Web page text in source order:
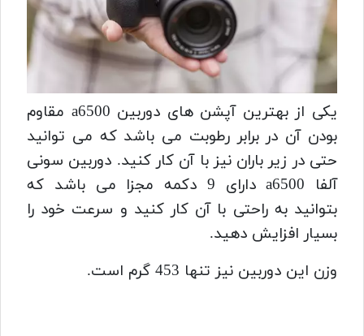
یکی از بهترین آپشن های دوربین a6500 مقاوم
بودن آن در برابر رطوبت می باشد که می توانید
حتی در زیر باران نیز با آن کار کنید. دوربین سونی
آلفا a6500 دارای 9 دکمه مجزا می باشد که
بتوانید به راحتی با آن کار کنید و سرعت خود را
بسیار افزایش دهید.
وزن این دوربین نیز تنها 453 گرم است.